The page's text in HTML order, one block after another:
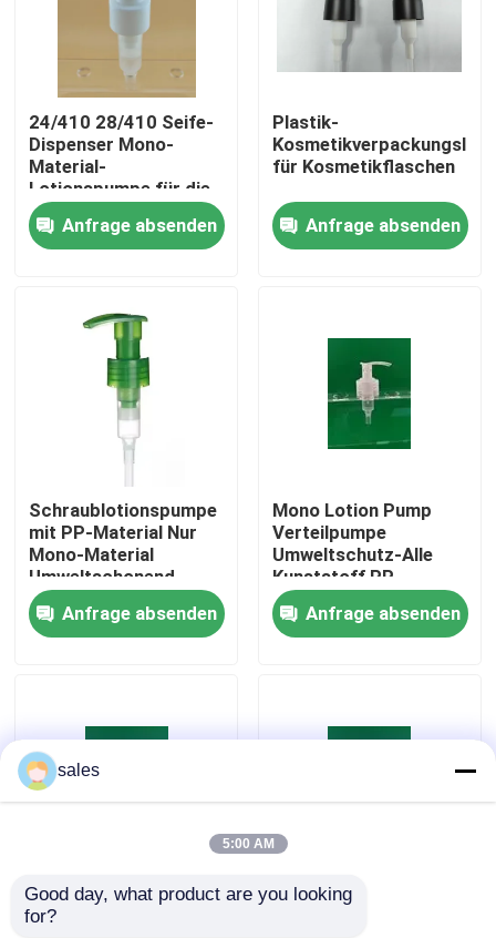
Produkte
Werksbesichtigung
Qualitätskontrolle
Rechtssachen
Parfüm-Pumpen-Sprüher
Triggerpumpensprüher
24/410 28/410 Seife-
Dispenser Mono-
Material-
Lotionspumpe für die
Körperpflege
Anfrage absenden
Plastik-
für Kosmetikflaschen
Anfrage absenden
Schraublotionspumpe
mit PP-Material Nur
Mono-Material
Umweltschonend
Anfrage absenden
Mono Lotion Pump
Verteilpumpe
Umweltschutz-Alle
Kunststoff PP
Frühling Flasche
Verteilpumpe
Anfrage absenden
24/410 28/410
Mahlfarbe High All
Umweltfreundliche
sales
5:00 AM
Good day, what product are you looking
for?